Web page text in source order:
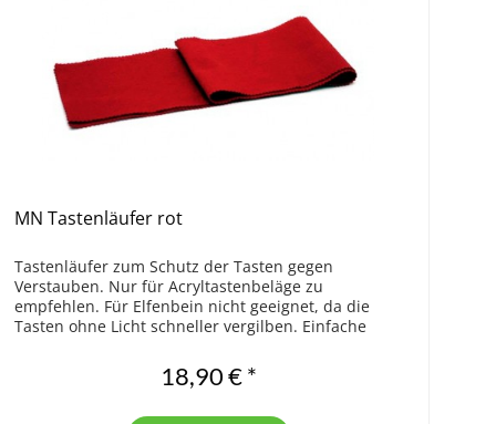
MN Tastenläufer rot
Tastenläufer zum Schutz der Tasten gegen
Verstauben. Nur für Acryltastenbeläge zu
empfehlen. Für Elfenbein nicht geeignet, da die
Tasten ohne Licht schneller vergilben. Einfache
18,90 € *